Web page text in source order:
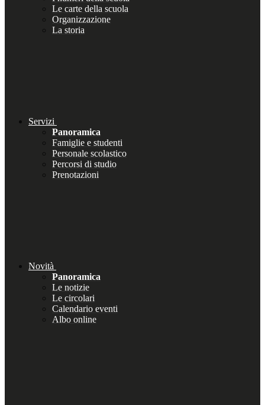
Le carte della scuola
Organizzazione
La storia
Servizi
Panoramica
Famiglie e studenti
Personale scolastico
Percorsi di studio
Prenotazioni
Novità
Panoramica
Le notizie
Le circolari
Calendario eventi
Albo online